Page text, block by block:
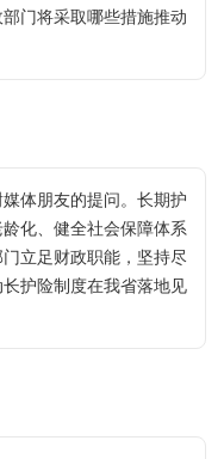
门将采取哪些措施推动
体朋友的提问。长期护
化、健全社会保障体系
立足财政职能，坚持尽
护险制度在我省落地见